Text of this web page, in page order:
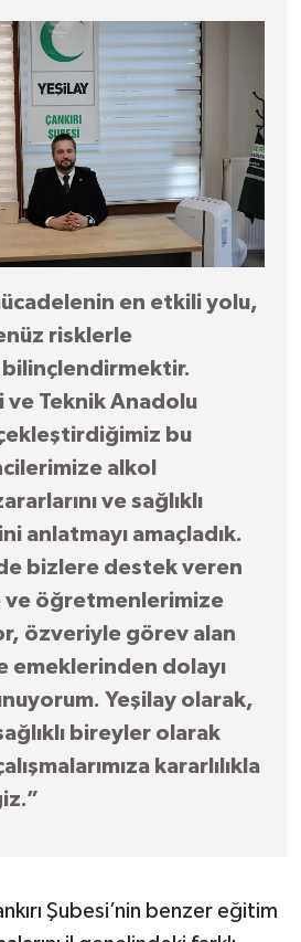
en etkili yolu,
risklerle
bilinçlendirmektir.
ve Teknik Anadolu
bu
alkol
ve sağlıklı
anlatmayı amaçladık.
bizlere destek veren
ve öğretmenlerimize
özveriyle görev alan
emeklerinden dolayı
Yeşilay olarak,
bireyler olarak
kararlılıkla
Şubesi’nin benzer eğitim